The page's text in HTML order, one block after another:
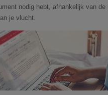
nodig hebt, afhankelijk van de
je vlucht.